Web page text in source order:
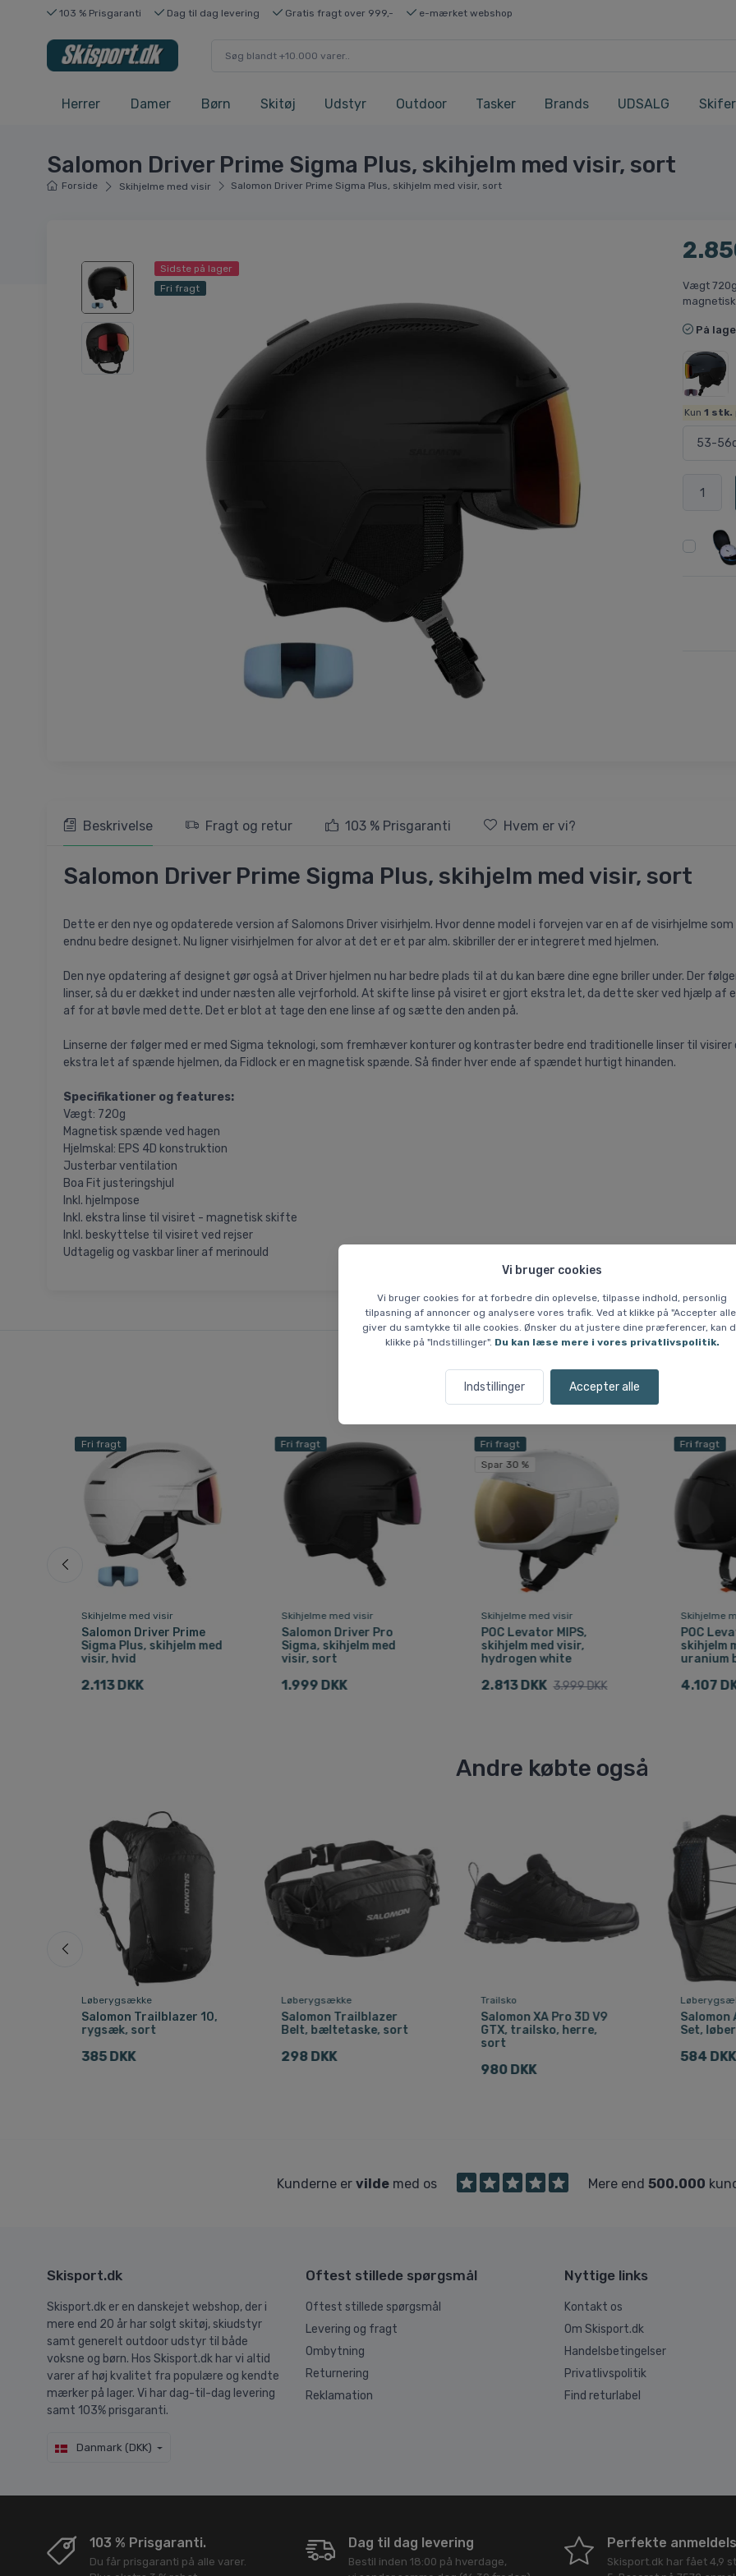
Vi bruger cookies
Vi bruger cookies for at forbedre din oplevelse, tilpasse indhold, personlig
tilpasning af annoncer og analysere vores trafik. Ved at klikke på "Accepter
giver du samtykke til alle cookies. Ønsker du at justere dine præferencer, kan
klikke på "Indstillinger". Du kan læse mere i vores privatlivspolitik.
Indstillinger Accepter alle
103 % Prisgaranti Dag til dag levering Gratis fragt over 999,- e-mærket webshop
Herrer Damer Børn Skitøj Udstyr Outdoor Tasker Brands UDSALG
Salomon Driver Prime Sigma Plus, skihjelm med visir, sort
Forside Skihjelme med visir Salomon Driver Prime Sigma Plus, skihjelm med visir, sort
Sidste på lager
Fri fragt
Vægt
På
Kun1 stk.
Beskrivelse Fragt og retur 103 % Prisgaranti Hvem er vi?
Salomon Driver Prime Sigma Plus, skihjelm med visir, sort
Dette er den nye og opdaterede version af Salomons Driver visirhjelm. Hvor denne model i forvejen var en af de visirhjelme
endnu bedre designet. Nu ligner visirhjelmen for alvor at det er et par alm. skibriller der er integreret med hjelmen.
Den nye opdatering af designet gør også at Driver hjelmen nu har bedre plads til at du kan bære dine egne briller under. Der
linser, så du er dækket ind under næsten alle vejrforhold. At skifte linse på visiret er gjort ekstra let, da dette sker ved hjælp af
af for at bøvle med dette. Det er blot at tage den ene linse af og sætte den anden på.
Linserne der følger med er med Sigma teknologi, som fremhæver konturer og kontraster bedre end traditionelle linser til visirer
ekstra let af spænde hjelmen, da Fidlock er en magnetisk spænde. Så finder hver ende af spændet hurtigt hinanden.
Specifikationer og features:
Vægt: 720g
Magnetisk spænde ved hagen
Hjelmskal: EPS 4D konstruktion
Justerbar ventilation
Boa Fit justeringshjul
Inkl. hjelmpose
Inkl. ekstra linse til visiret - magnetisk skifte
Inkl. beskyttelse til visiret ved rejser
Udtagelig og vaskbar liner af merinould
Lignende varer
Fri fragt
Skihjelme med visir
Salomon Driver Prime
Sigma Plus, skihjelm med
visir, hvid
2.113 DKK
Fri fragt
Skihjelme med visir
Salomon Driver Pro
Sigma, skihjelm med
visir, sort
1.999 DKK
Fri fragt
Spar 30 %
Skihjelme med visir
POC Levator MIPS,
skihjelm med visir,
hydrogen white
2.813 DKK 3.999 DKK
Fri fragt
Skihjelme
POC
skihjelm
uranium
4.107
Andre købte også
Løberygsække
Salomon Trailblazer 10,
rygsæk, sort
385 DKK
Løberygsække
Salomon Trailblazer
Belt, bæltetaske, sort
298 DKK
Trailsko
Salomon XA Pro 3D V9
GTX, trailsko, herre,
sort
980 DKK
Salomon
Set,
584 DKK
Kunderne er vildemed os Mere end 500.000
Skisport.dk
Skisport.dk er en danskejet webshop, der i
mere end 20 år har solgt skitøj, skiudstyr
samt generelt outdoor udstyr til både
voksne og børn. Hos Skisport.dk har vi altid
varer af høj kvalitet fra populære og kendte
mærker på lager. Vi har dag-til-dag levering
samt 103% prisgaranti.
Danmark (DKK)
Oftest stillede spørgsmål
Oftest stillede spørgsmål
Levering og fragt
Ombytning
Returnering
Reklamation
Nyttige links
Kontakt os
Om Skisport.dk
Handelsbetingelser
Privatlivspolitik
Find returlabel
103 % Prisgaranti.
Du får prisgaranti på alle varer.
Dag til dag levering
Bestil inden 18:00 på hverdage,
Perfekte
Skisport.dk har fået 4,9